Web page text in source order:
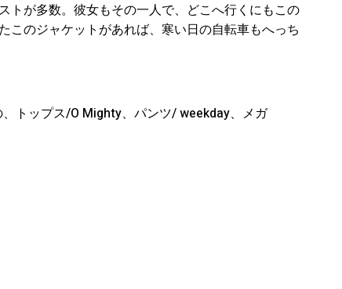
トが多数。彼女もその一人で、どこへ行くにもこの
このジャケットがあれば、寒い日の自転車もへっち
トップス/O Mighty、パンツ/ weekday、メガ